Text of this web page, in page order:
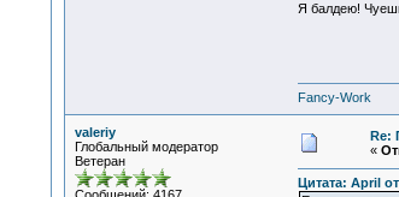
Я балдею!
Fancy-Work
valeriy
Глобальный модератор
Ветеран
Re:
«
Цитата: April